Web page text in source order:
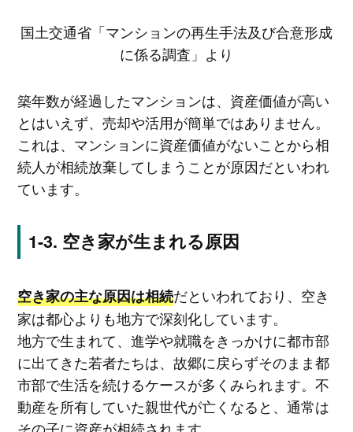
国土交通省「マンションの再生手法及び合意形成
に係る調査」より
築年数が経過したマンションは、資産価値が高い
とはいえず、売却や活用が簡単ではありません。
これは、マンションに資産価値がないことから相
続人が相続放棄してしまうことが原因だといわれ
ています。
空き家が生まれる原因
空き家の主な原因は相続だといわれており、空き
家は都心よりも地方で深刻化しています。
地方で生まれて、進学や就職をきっかけに都市部
に出てきた若者たちは、故郷に戻らずそのまま都
市部で生活を続けるケースが多くみられます。不
動産を所有していた親世代が亡くなると、通常は